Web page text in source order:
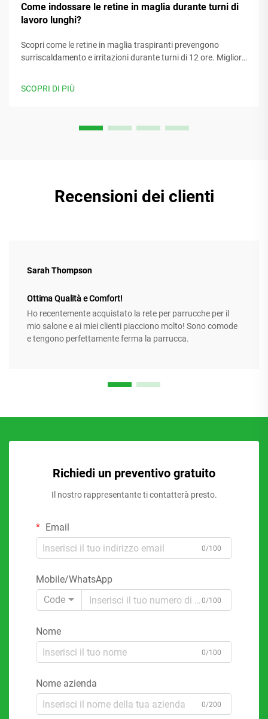
Come indossare le retine in maglia durante turni di
lavoro lunghi?
Scopri come le retine in maglia traspiranti prevengono
surriscaldamento e irritazioni durante turni di 12 ore. Migliora
SCOPRI DI PIÙ
Recensioni dei clienti
Sarah Thompson
Ottima Qualità e Comfort!
Ho recentemente acquistato la rete per parrucche per il
mio salone e ai miei clienti piacciono molto! Sono comode
e tengono perfettamente ferma la parrucca.
Richiedi un preventivo gratuito
Il nostro rappresentante ti contatterà presto.
Email
0/100
Mobile/WhatsApp
Code
0/100
Nome
0/100
Nome azienda
0/200